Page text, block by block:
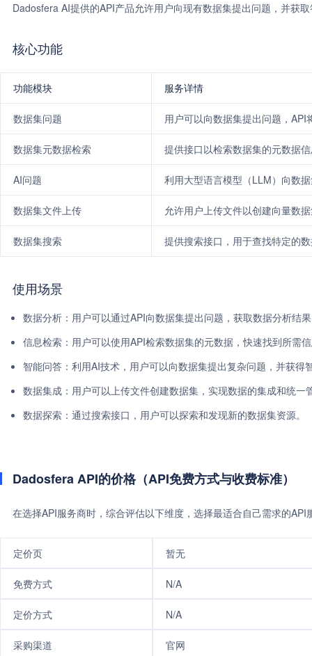
Dadosfera AI提供的API产品允许用户向现有数据集提出问题，并获
核心功能
功能模块 服务详情
数据集问题 用户可以向数据集提出问题，API
数据集元数据检索 提供接口以检索数据集的元数据
AI问题 利用大型语言模型（LLM）向数
数据集文件上传 允许用户上传文件以创建向量数
数据集搜索 提供搜索接口，用于查找特定的
使用场景
数据分析：用户可以通过API向数据集提出问题，获取数据分析结
信息检索：用户可以使用API检索数据集的元数据，快速找到所需
智能问答：利用AI技术，用户可以向数据集提出复杂问题，并获得
数据集成：用户可以上传文件创建数据集，实现数据的集成和统一
数据探索：通过搜索接口，用户可以探索和发现新的数据集资源。
Dadosfera API的价格（API免费方式与收费标准）
在选择API服务商时，综合评估以下维度，选择最适合自己需求的
定价页 暂无
免费方式 N/A
定价方式 N/A
采购渠道 官网